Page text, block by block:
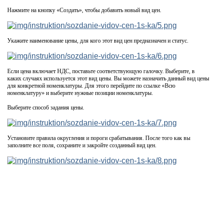
Нажмите на кнопку «Создать», чтобы добавить новый вид цен.
Укажите наименование цены, для кого этот вид цен предназначен и статус.
Если цена включает НДС, поставьте соответствующую галочку. Выберите, в
каких случаях используется этот вид цены. Вы можете назначить данный вид цены
для конкретной номенклатуры. Для этого перейдите по ссылке «Всю
номенклатуру» и выберите нужные позиции номенклатуры.
Выберите способ задания цены.
Установите правила округления и пороги срабатывания. После того как вы
заполните все поля, сохраните и закройте созданный вид цен.